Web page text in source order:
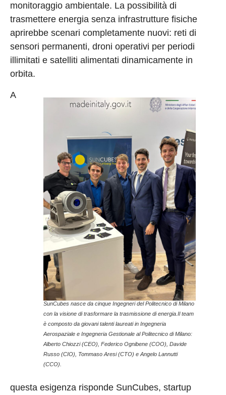
monitoraggio ambientale. La possibilità di
trasmettere energia senza infrastrutture fisiche
aprirebbe scenari completamente nuovi: reti di
sensori permanenti, droni operativi per periodi
illimitati e satelliti alimentati dinamicamente in
orbita.
SunCubes nasce da cinque Ingegneri del Politecnico di Milano
con la visione di trasformare la trasmissione di energia.Il team
è composto da giovani talenti laureati in Ingegneria
Aerospaziale e Ingegneria Gestionale al Politecnico di Milano:
Alberto Chiozzi (CEO), Federico Ognibene (COO), Davide
Russo (CIO), Tommaso Aresi (CTO) e Angelo Lannutti
(CCO).
A
questa esigenza risponde SunCubes, startup